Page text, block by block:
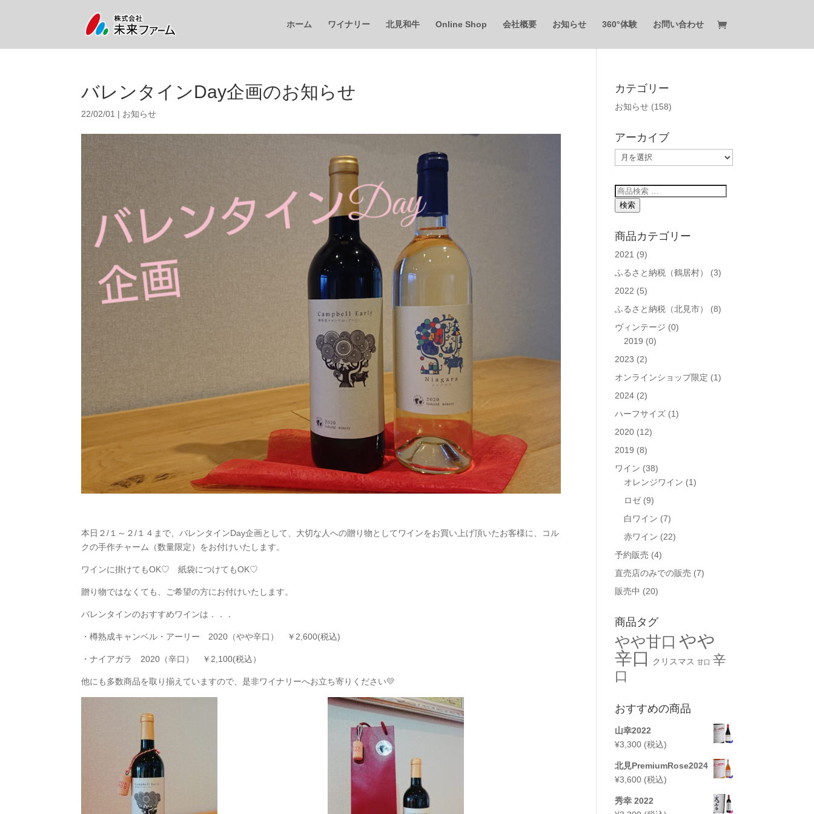
ホーム ワイナリー 北見和牛 Online Shop 会社概要 お知らせ 360°体験 お問い合わせ
バレンタインDay企画のお知らせ
22/02/01 | お知らせ
本日２/１～２/１４まで、バレンタインDay企画として、大切な人への贈り物としてワインをお買い上げ頂いたお客様に、コル
クの手作チャーム（数量限定）をお付けいたします。
ワインに掛けてもOK♡ 紙袋につけてもOK♡
贈り物ではなくても、ご希望の方にお付けいたします。
バレンタインのおすすめワインは．．．
・樽熟成キャンベル・アーリー 2020（やや辛口） ￥2,600(税込)
・ナイアガラ 2020（辛口） ￥2,100(税込）
他にも多数商品を取り揃えていますので、是非ワイナリーへお立ち寄りください💛
カテゴリー
お知らせ (158)
アーカイブ
ア
ー
カ
イ
ブ
検
索
象:
検索
商品カテゴリー
2021 (9)
ふるさと納税（鶴居村）
(3)
2022 (5)
ふるさと納税（北見市）
(8)
ヴィンテージ (0)
2019 (0)
2023 (2)
オンラインショップ限定 (1)
2024 (2)
ハーフサイズ (1)
2020 (12)
2019 (8)
ワイン (38)
オレンジワイン (1)
ロゼ (9)
白ワイン (7)
赤ワイン (22)
予約販売 (4)
直売店のみでの販売 (7)
販売中 (20)
商品タグ
やや甘口 やや
辛口
クリスマス 甘口 辛
口
おすすめの商品
山幸2022
¥3,300 (税込)
北見PremiumRose2024
¥3,600 (税込)
秀幸 2022